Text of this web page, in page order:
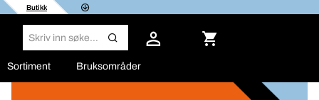
Butikk
Sortiment Bruksområder